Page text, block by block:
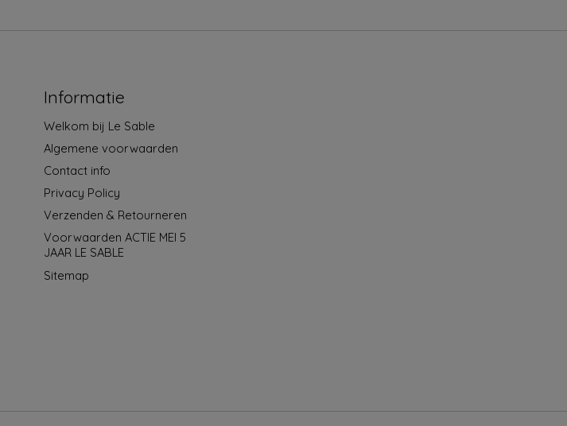
Informatie
Welkom bij Le Sable
Algemene voorwaarden
Contact info
Privacy Policy
Verzenden & Retourneren
Voorwaarden ACTIE MEI 5
JAAR LE SABLE
Sitemap